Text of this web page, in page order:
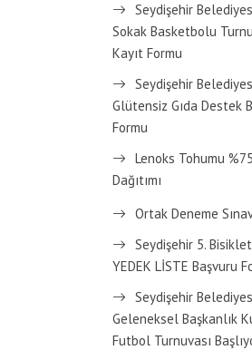
Seydişehir
Sokak Basketbolu
Kayıt Formu
Seydişehir
Glütensiz Gıda Destek
Formu
Lenoks Tohumu
Dağıtımı
Ortak Deneme
Seydişehir 5.
YEDEK LİSTE Başvuru
Seydişehir
Geleneksel Başkanlık
Futbol Turnuvası